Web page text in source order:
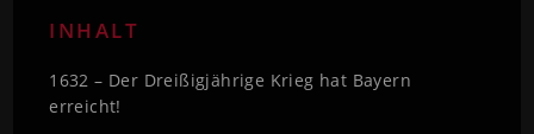
INHALT
1632 – Der Dreißigjährige Krieg hat Bayern
erreicht!